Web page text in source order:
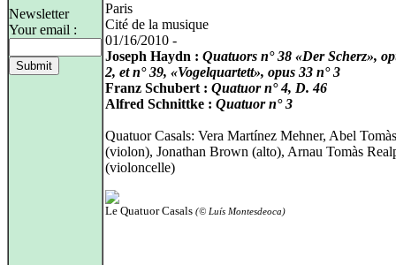
Newsletter
Your email :
Paris
Cité de la musique
01/16/2010 -
Joseph Haydn : Quatuors n° 38 «Der Scherz»,
2, et n° 39, «Vogelquartett», opus 33 n° 3
Franz Schubert : Quatuor n° 4, D. 46
Alfred Schnittke : Quatuor n° 3
Quatuor Casals: Vera Martínez Mehner, Abel
(violon), Jonathan Brown (alto), Arnau Tomàs
(violoncelle)
Le Quatuor Casals (© Luís Montesdeoca)